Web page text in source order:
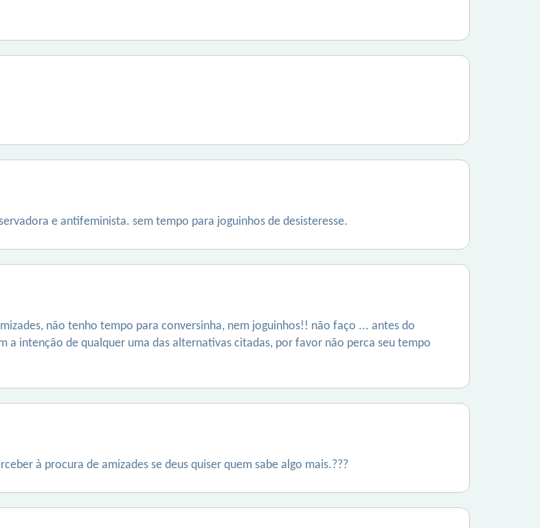
e antifeminista. sem tempo para joguinhos de desisteresse.
não tenho tempo para conversinha, nem joguinhos!! não faço ... antes do
intenção de qualquer uma das alternativas citadas, por favor não perca seu tempo
à procura de amizades se deus quiser quem sabe algo mais.???